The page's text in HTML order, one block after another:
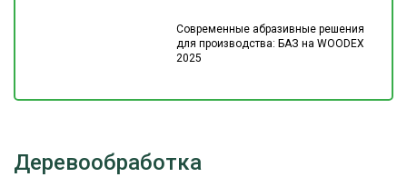
Современные абразивные решения
для производства: БАЗ на WOODEX
2025
Деревообработка